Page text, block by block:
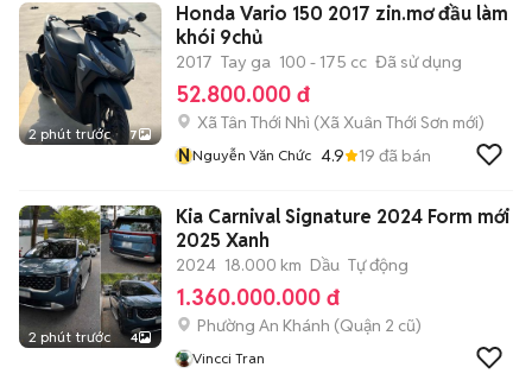
2 phút trước 7
Honda Vario 150 2017 zin.mơ đầu làm
khói 9chủ
2017 Tay ga 100 - 175 cc Đã sử dụng
52.800.000 đ
Xã Tân Thới Nhì (Xã Xuân Thới Sơn mới)
NNguyễn Văn Chức 4.9 19 đã bán
2 phút trước 4
Kia Carnival Signature 2024 Form mới
2025 Xanh
2024 18.000 km Dầu Tự động
1.360.000.000 đ
Phường An Khánh (Quận 2 cũ)
Vincci Tran